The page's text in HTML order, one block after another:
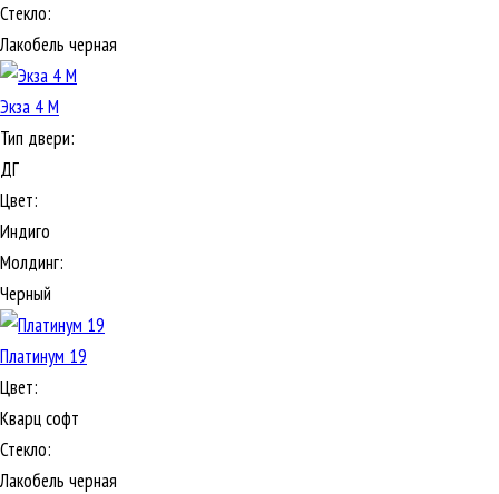
Стекло:
Лакобель черная
Экза 4 М
Тип двери:
ДГ
Цвет:
Индиго
Молдинг:
Черный
Платинум 19
Цвет:
Кварц софт
Стекло:
Лакобель черная